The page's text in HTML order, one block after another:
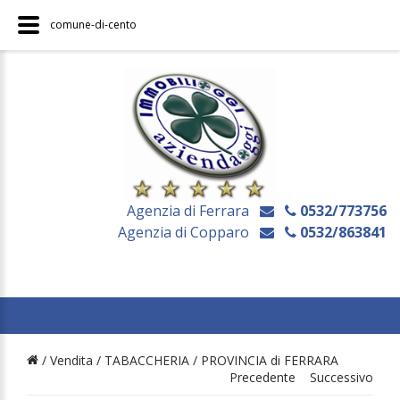
Agenzia di Ferrara
0532/773756
Agenzia di Copparo
0532/863841
/ Vendita / TABACCHERIA / PROVINCIA di FERRARA
Precedente
Successivo
comune-di-cento